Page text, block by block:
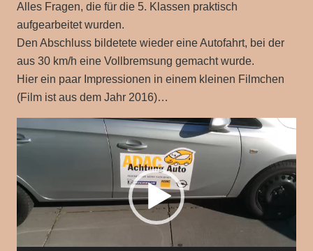
Alles Fragen, die für die 5. Klassen praktisch
aufgearbeitet wurden.
Den Abschluss bildetete wieder eine Autofahrt, bei der
aus 30 km/h eine Vollbremsung gemacht wurde.
Hier ein paar Impressionen in einem kleinen Filmchen
(Film ist aus dem Jahr 2016)…
Video-
Player